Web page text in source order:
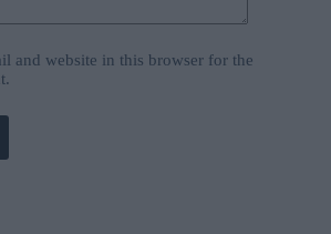
and website in this browser for the